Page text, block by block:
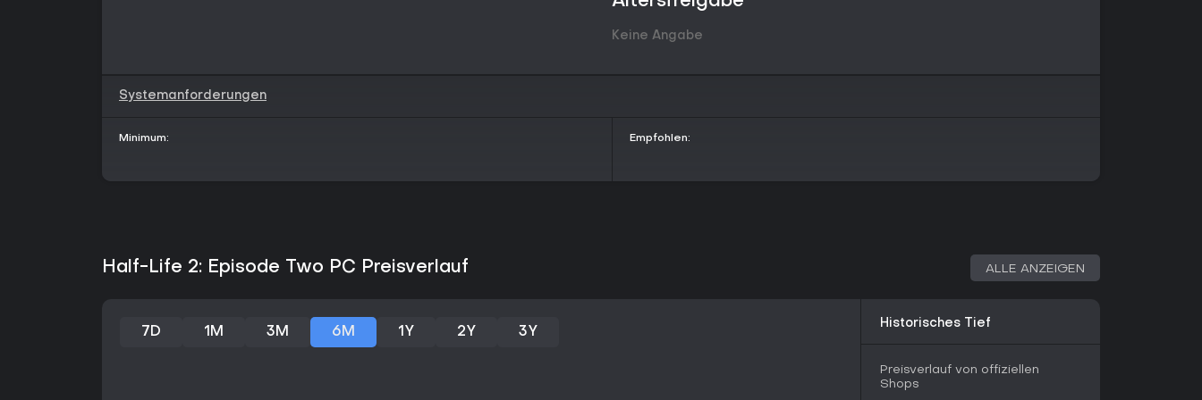
die Story-Kampagne. Es gibt keine Multiplayer-Modi oder Extras - alles dreht sich
um den Solo-Durchlauf der Handlung. Die Kampagne dauert rund sechs Stunden
und setzt auf hochwertiges Leveldesign statt Länge.
Kampf, und Antlion-Larven können für kleine Heilungen gesammelt werden. Der
eine starke Empfehlung dank der gelungenen Action-Story-Mischung. Es erreicht
doch die Erfahrung ist durchgehend poliert und fesselnd.
Keine Angabe
Systemanforderungen
Minimum: Empfohlen:
Half-Life 2: Episode Two PC Preisverlauf ALLE ANZEIGEN
7D 1M 3M 6M 1Y 2Y 3Y
Historisches Tief
Preisverlauf von offiziellen
Shops